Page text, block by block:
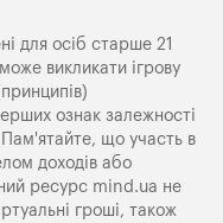
для осіб старше 21
викликати ігрову
ознак залежності
Пам'ятайте, що участь в
доходів або
ресурс mind.ua не
гроші, також